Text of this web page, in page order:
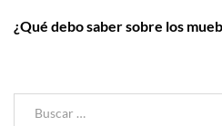
Post
¿Qué debo saber sobre los